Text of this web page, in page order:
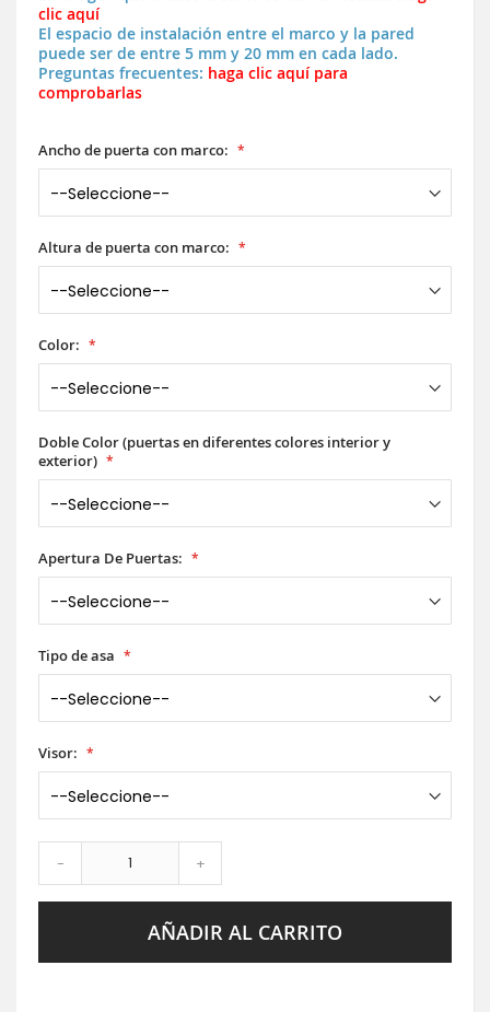
clic aquí
El espacio de instalación entre el marco y la pared
puede ser de entre 5 mm y 20 mm en cada lado.
Preguntas frecuentes: haga clic aquí para
comprobarlas
Ancho de puerta con marco:
Altura de puerta con marco:
Color:
Doble Color (puertas en diferentes colores interior y
exterior)
Apertura De Puertas:
Tipo de asa
Visor:
- +
AÑADIR AL CARRITO